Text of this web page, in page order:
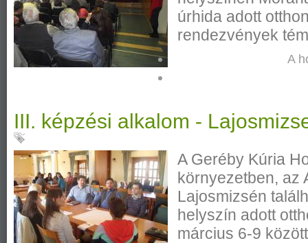
úrhida adott
rendezvények
A
III. képzési alkalom -
A Geréby Kúria
környezetben, az
Lajosmizsén
helyszín adott
március 6-9